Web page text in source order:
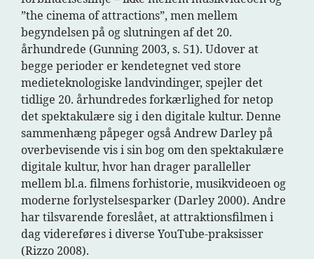
”the cinema of attractions”, men mellem
begyndelsen på og slutningen af det 20.
århundrede (Gunning 2003, s. 51). Udover at
begge perioder er kendetegnet ved store
medieteknologiske landvindinger, spejler det
tidlige 20. århundredes forkærlighed for netop
det spektakulære sig i den digitale kultur. Denne
sammenhæng påpeger også Andrew Darley på
overbevisende vis i sin bog om den spektakulære
digitale kultur, hvor han drager paralleller
mellem bl.a. filmens forhistorie, musikvideoen og
moderne forlystelsesparker (Darley 2000). Andre
har tilsvarende foreslået, at attraktionsfilmen i
dag videreføres i diverse YouTube-praksisser
(Rizzo 2008).